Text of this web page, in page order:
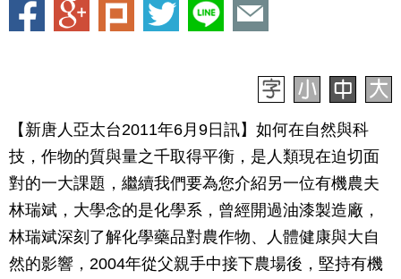
【新唐人亞太台2011年6月9日訊】如何在自然與科
技，作物的質與量之千取得平衡，是人類現在迫切面
對的一大課題，繼續我們要為您介紹另一位有機農夫
林瑞斌，大學念的是化學系，曾經開過油漆製造廠，
林瑞斌深刻了解化學藥品對農作物、人體健康與大自
然的影響，2004年從父親手中接下農場後，堅持有機